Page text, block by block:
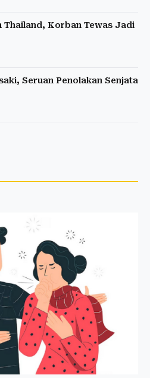
Thailand, Korban Tewas Jadi
Seruan Penolakan Senjata